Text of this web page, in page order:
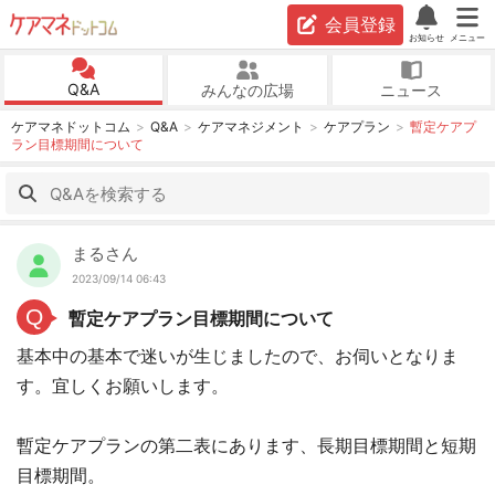
会員登録
お知らせ メニュー
Q&A みんなの広場 ニュース
ケアマネドットコム Q&A ケアマネジメント ケアプラン
暫定ケアプ
ラン目標期間について
まるさん
2023/09/14 06:43
Q
暫定ケアプラン目標期間について
基本中の基本で迷いが生じましたので、お伺いとなりま
す。宜しくお願いします。
暫定ケアプランの第二表にあります、長期目標期間と短期
目標期間。